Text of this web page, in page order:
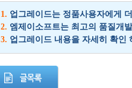
1. 업그레이드는 정품사용자에게
2. 엠제이소프트는 최고의 품질개
3. 업그레이드 내용을 자세히 확인